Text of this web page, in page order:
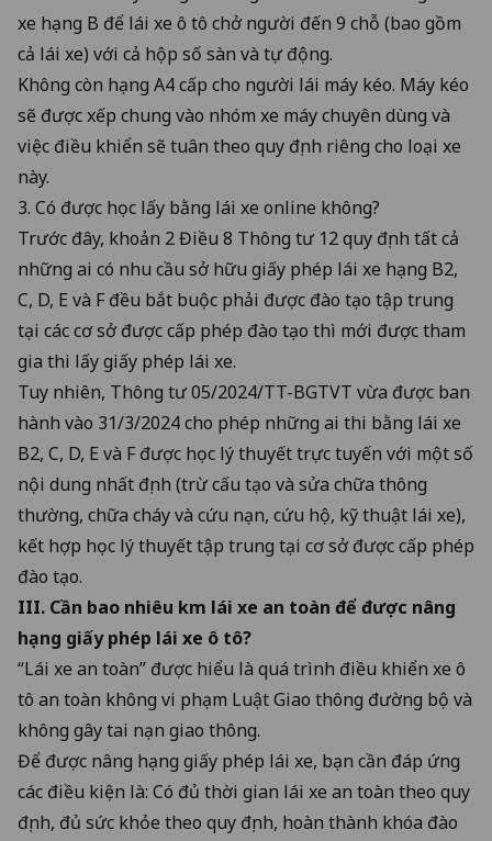
xe hạng B để lái xe ô tô chở người đến 9 chỗ (bao gồm
cả lái xe) với cả hộp số sàn và tự động.
Không còn hạng A4 cấp cho người lái máy kéo. Máy kéo
sẽ được xếp chung vào nhóm xe máy chuyên dùng và
việc điều khiển sẽ tuân theo quy định riêng cho loại xe
này.
3. Có được học lấy bằng lái xe online không?
Trước đây, khoản 2 Điều 8 Thông tư 12 quy định tất cả
những ai có nhu cầu sở hữu giấy phép lái xe hạng B2,
C, D, E và F đều bắt buộc phải được đào tạo tập trung
tại các cơ sở được cấp phép đào tạo thì mới được tham
gia thi lấy giấy phép lái xe.
Tuy nhiên, Thông tư 05/2024/TT-BGTVT vừa được ban
hành vào 31/3/2024 cho phép những ai thi bằng lái xe
B2, C, D, E và F được học lý thuyết trực tuyến với một số
nội dung nhất định (trừ cấu tạo và sửa chữa thông
thường, chữa cháy và cứu nạn, cứu hộ, kỹ thuật lái xe),
kết hợp học lý thuyết tập trung tại cơ sở được cấp phép
đào tạo.
III. Cần bao nhiêu km lái xe an toàn để được nâng
hạng giấy phép lái xe ô tô?
“Lái xe an toàn” được hiểu là quá trình điều khiển xe ô
tô an toàn không vi phạm Luật Giao thông đường bộ và
không gây tai nạn giao thông.
Để được nâng hạng giấy phép lái xe, bạn cần đáp ứng
các điều kiện là: Có đủ thời gian lái xe an toàn theo quy
định, đủ sức khỏe theo quy định, hoàn thành khóa đào